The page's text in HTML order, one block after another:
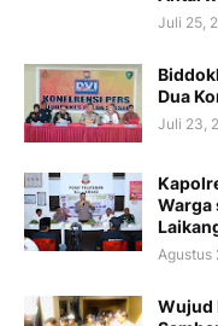
Juli 25,
Dua
Juli 23,
Warga
Agustus
Wujud